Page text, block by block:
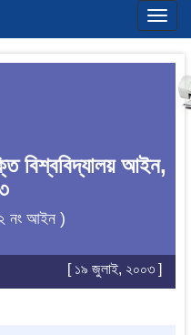
বিশ্ববিদ্যালয় আইন,
নং আইন )
[ ১৯ জুলাই, ২০০৩ ]